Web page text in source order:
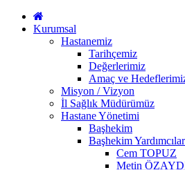
Kurumsal
Hastanemiz
Tarihçemiz
Değerlerimiz
Amaç ve
Misyon / Vizyon
İl Sağlık Müdürümüz
Hastane Yönetimi
Başhekim
Başhekim
Cem TOPUZ
Metin